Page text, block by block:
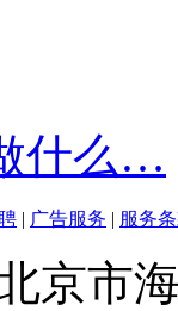
什么…
| 广告服务 | 服务
京市